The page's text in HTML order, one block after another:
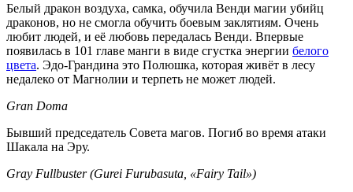
Белый дракон воздуха, самка, обучила Венди магии убийц
драконов, но не смогла обучить боевым заклятиям. Очень
любит людей, и её любовь передалась Венди. Впервые
появилась в 101 главе манги в виде сгустка энергии белого
цвета. Эдо-Грандина это Полюшка, которая живёт в лесу
недалеко от Магнолии и терпеть не может людей.
Gran Doma
Бывший председатель Совета магов. Погиб во время атаки
Шакала на Эру.
Gray Fullbuster (Gurei Furubasuta, «Fairy Tail»)